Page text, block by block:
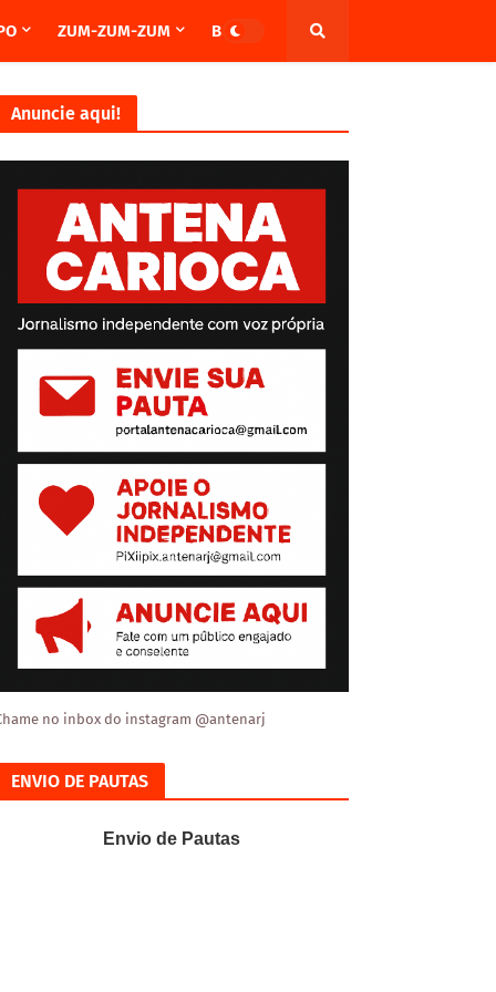
ZUM-ZUM-ZUM BRASIL
Anuncie aqui!
no inbox do instagram @antenarj
ENVIO DE PAUTAS
Envio de Pautas